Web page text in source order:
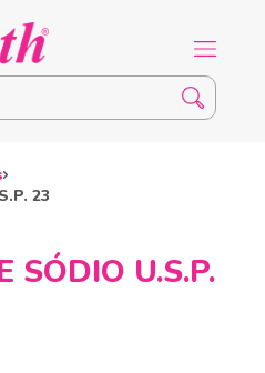
23
SÓDIO U.S.P.